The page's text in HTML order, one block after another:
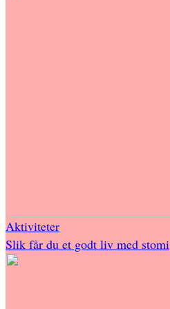
Aktiviteter
Slik får du et godt liv med stomi